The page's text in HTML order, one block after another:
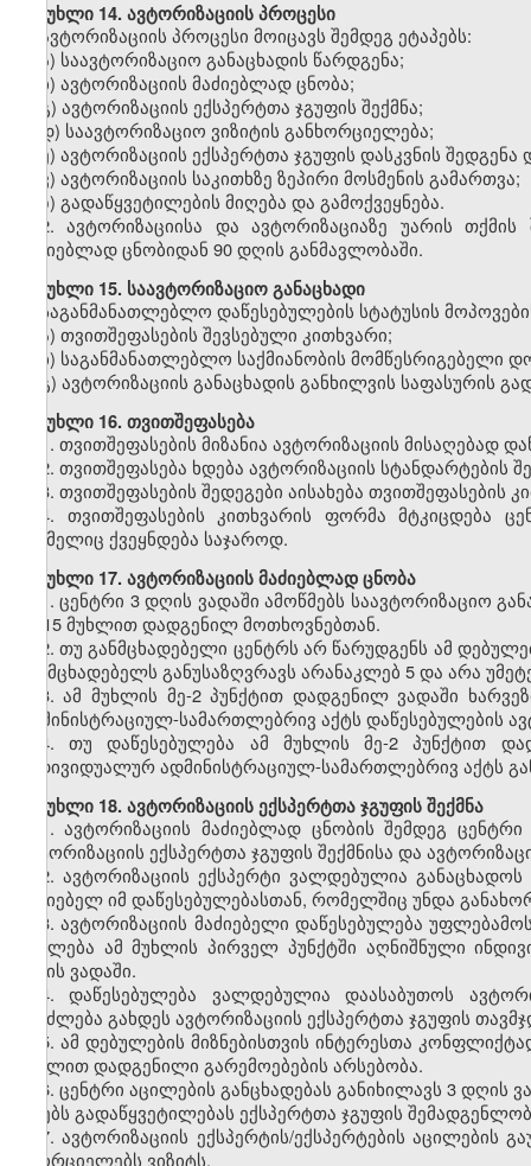
მუხლი 14. ავტორიზაციის პროცესი
ავტორიზაციის პროცესი მოიცავს შემდეგ ეტაპებს:
ა) საავტორიზაციო განაცხადის წარდგენა;
ბ) ავტორიზაციის მაძიებლად ცნობა;
გ) ავტორიზაციის ექსპერტთა ჯგუფის შექმნა;
დ) საავტორიზაციო ვიზიტის განხორციელება;
ე) ავტორიზაციის ექსპერტთა ჯგუფის დასკვნის
ვ) ავტორიზაციის საკითხზე ზეპირი მოსმენის გამართვა;
ზ) გადაწყვეტილების მიღება და გამოქვეყნება.
2. ავტორიზაციისა და ავტორიზაციაზე უარის თქმის
მაძიებლად ცნობიდან 90 დღის განმავლობაში.
მუხლი 15. საავტორიზაციო განაცხადი
საგანმანათლებლო დაწესებულების სტატუსის
ა) თვითშეფასების შევსებული კითხვარი;
ბ) საგანმანათლებლო საქმიანობის მომწესრიგებელი
გ) ავტორიზაციის განაცხადის განხილვის საფასურის
მუხლი 16. თვითშეფასება
1. თვითშეფასების მიზანია ავტორიზაციის მისაღებად
2. თვითშეფასება ხდება ავტორიზაციის სტანდარტების
3. თვითშეფასების შედეგები აისახება თვითშეფასების
4. თვითშეფასების კითხვარის ფორმა მტკიცდება
რომელიც ქვეყნდება საჯაროდ.
მუხლი 17. ავტორიზაციის მაძიებლად ცნობა
1. ცენტრი 3 დღის ვადაში ამოწმებს საავტორიზაციო
მე-15 მუხლით დადგენილ მოთხოვნებთან.
2. თუ განმცხადებელი ცენტრს არ წარუდგენს ამ
განმცხადებელს განუსაზღვრავს არანაკლებ 5 და არა
3. ამ მუხლის მე-2 პუნქტით დადგენილ ვადაში
ადმინისტრაციულ-სამართლებრივ აქტს დაწესებულების
4. თუ დაწესებულება ამ მუხლის მე-2 პუნქტით
ინდივიდუალურ ადმინისტრაციულ-სამართლებრივ აქტს
მუხლი 18. ავტორიზაციის ექსპერტთა ჯგუფის შექმნა
1. ავტორიზაციის მაძიებლად ცნობის შემდეგ
ავტორიზაციის ექსპერტთა ჯგუფის შექმნისა და
2. ავტორიზაციის ექსპერტი ვალდებულია
მაძიებელ იმ დაწესებულებასთან, რომელშიც უნდა
3. ავტორიზაციის მაძიებელი დაწესებულება
აცილება ამ მუხლის პირველ პუნქტში აღნიშნული
დღის ვადაში.
4. დაწესებულება ვალდებულია დაასაბუთოს
შეიძლება გახდეს ავტორიზაციის ექსპერტთა ჯგუფის
5. ამ დებულების მიზნებისთვის ინტერესთა
მუხლით დადგენილი გარემოებების არსებობა.
6. ცენტრი აცილების განცხადებას განიხილავს 3 დღის
იღებს გადაწყვეტილებას ექსპერტთა ჯგუფის
7. ავტორიზაციის ექსპერტის/ექსპერტების აცილების
ახორციელებს ვიზიტს.